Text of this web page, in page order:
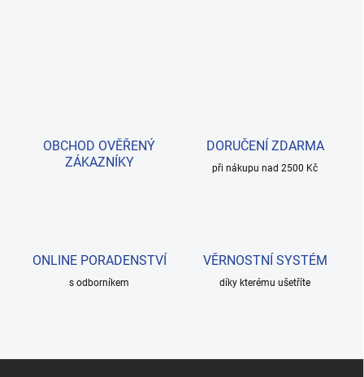
OBCHOD OVĚŘENÝ
ZÁKAZNÍKY
DORUČENÍ ZDARMA
při nákupu nad 2500 Kč
ONLINE PORADENSTVÍ
s odborníkem
VĚRNOSTNÍ SYSTÉM
díky kterému ušetříte